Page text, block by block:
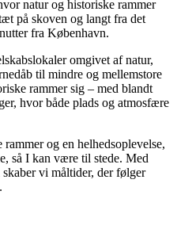
natur og historiske rammer
på skoven og langt fra det
fra København.
omgivet af natur,
til mindre og mellemstore
rammer sig – med blandt
hvor både plads og atmosfære
og en helhedsoplevelse,
så I kan være til stede. Med
vi måltider, der følger